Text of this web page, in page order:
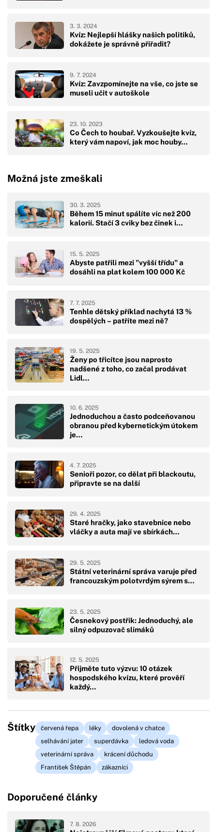
Kvíz: Nejlepší hlášky našich politiků,
dokážete je správně přiřadit?
3. 3. 2024
Kvíz: Zavzpomínejte na vše, co jste se
museli učit v autoškole
9. 7. 2024
Co Čech to houbař. Vyzkoušejte kvíz,
který vám napoví, jak moc houby…
23. 10. 2023
Možná jste zmeškali
Během 15 minut spálíte víc než 200
kalorií. Stačí 3 cviky bez činek i…
30. 3. 2025
Abyste patřili mezi "vyšší třídu" a
dosáhli na plat kolem 100 000 Kč
15. 5. 2025
Tenhle dětský příklad nachytá 13 %
dospělých – patříte mezi ně?
7. 7. 2025
Ženy po třicítce jsou naprosto
nadšené z toho, co začal prodávat
Lidl…
19. 5. 2025
Jednoduchou a často podceňovanou
obranou před kybernetickým útokem
je…
10. 6. 2025
Senioři pozor, co dělat při blackoutu,
připravte se na další
4. 7. 2025
Staré hračky, jako stavebnice nebo
vláčky a auta mají ve sbírkách…
29. 4. 2025
Státní veterinární správa varuje před
francouzským polotvrdým sýrem s…
29. 5. 2025
Česnekový postřik: Jednoduchý, ale
silný odpuzovač slimáků
23. 5. 2025
Přijměte tuto výzvu: 10 otázek
hospodského kvízu, které prověří
každý…
12. 5. 2025
Štítky červená řepa léky
dovolená v chatce
selhávání jater
superdávka
ledová voda
veterinární správa
krácení důchodu
František Štěpán
zákazníci
Doporučené články
7. 8. 2026